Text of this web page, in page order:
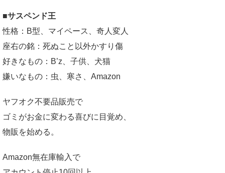
■サスペンド王
性格：B型、マイペース、奇人変人
座右の銘：死ぬこと以外かすり傷
好きなもの：B’z、子供、犬猫
嫌いなもの：虫、寒さ、Amazon
ヤフオク不要品販売で
ゴミがお金に変わる喜びに目覚め、
物販を始める。
Amazon無在庫輸入で